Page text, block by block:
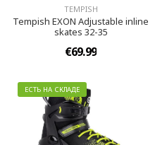
TEMPISH
Tempish EXON Adjustable inline
skates 32-35
€69.99
ЕСТЬ НА СКЛАДЕ